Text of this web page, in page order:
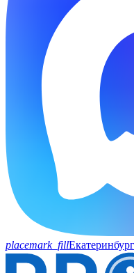
placemark_fillЕкатеринбург